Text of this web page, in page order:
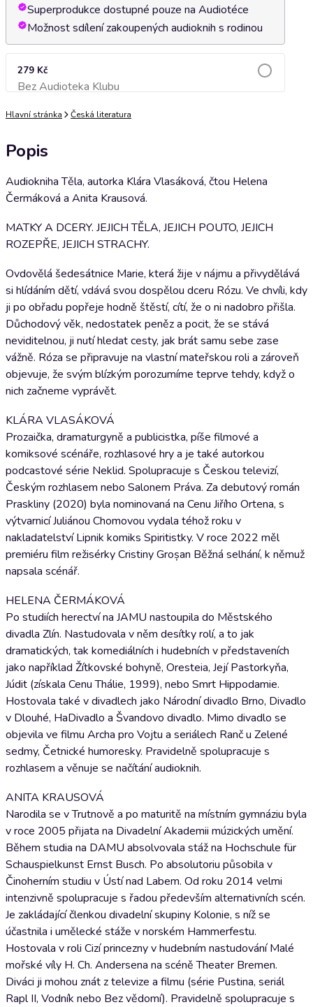
Superprodukce dostupné pouze na Audiotéce
Možnost sdílení zakoupených audioknih s rodinou
279 Kč
Bez Audioteka KlubuPřidat do košíku
Hlavní stránka Česká literatura
Popis
Audiokniha Těla, autorka Klára Vlasáková, čtou Helena
Čermáková a Anita Krausová.
MATKY A DCERY. JEJICH TĚLA, JEJICH POUTO, JEJICH
ROZEPŘE, JEJICH STRACHY.
Ovdovělá šedesátnice Marie, která žije v nájmu a přivydělává
si hlídáním dětí, vdává svou dospělou dceru Rózu. Ve chvíli, kdy
ji po obřadu popřeje hodně štěstí, cítí, že o ni nadobro přišla.
Důchodový věk, nedostatek peněz a pocit, že se stává
neviditelnou, ji nutí hledat cesty, jak brát samu sebe zase
vážně. Róza se připravuje na vlastní mateřskou roli a zároveň
objevuje, že svým blízkým porozumíme teprve tehdy, když o
nich začneme vyprávět.
KLÁRA VLASÁKOVÁ
Prozaička, dramaturgyně a publicistka, píše filmové a
komiksové scénáře, rozhlasové hry a je také autorkou
podcastové série Neklid. Spolupracuje s Českou televizí,
Českým rozhlasem nebo Salonem Práva. Za debutový román
Praskliny (2020) byla nominovaná na Cenu Jiřího Ortena, s
výtvarnicí Juliánou Chomovou vydala téhož roku v
nakladatelství Lipnik komiks Spiritistky. V roce 2022 měl
premiéru film režisérky Cristiny Groșan Běžná selhání, k němuž
napsala scénář.
HELENA ČERMÁKOVÁ
Po studiích herectví na JAMU nastoupila do Městského
divadla Zlín. Nastudovala v něm desítky rolí, a to jak
dramatických, tak komediálních i hudebních v představeních
jako například Žítkovské bohyně, Oresteia, Její Pastorkyňa,
Júdit (získala Cenu Thálie, 1999), nebo Smrt Hippodamie.
Hostovala také v divadlech jako Národní divadlo Brno, Divadlo
v Dlouhé, HaDivadlo a Švandovo divadlo. Mimo divadlo se
objevila ve filmu Archa pro Vojtu a seriálech Ranč u Zelené
sedmy, Četnické humoresky. Pravidelně spolupracuje s
rozhlasem a věnuje se načítání audioknih.
ANITA KRAUSOVÁ
Narodila se v Trutnově a po maturitě na místním gymnáziu byla
v roce 2005 přijata na Divadelní Akademii múzických umění.
Během studia na DAMU absolvovala stáž na Hochschule für
Schauspielkunst Ernst Busch. Po absolutoriu působila v
Činoherním studiu v Ústí nad Labem. Od roku 2014 velmi
intenzivně spolupracuje s řadou především alternativních scén.
Je zakládající členkou divadelní skupiny Kolonie, s níž se
účastnila i umělecké stáže v norském Hammerfestu.
Hostovala v roli Cizí princezny v hudebním nastudování Malé
mořské víly H. Ch. Andersena na scéně Theater Bremen.
Diváci ji mohou znát z televize a filmu (série Pustina, seriál
Rapl II, Vodník nebo Bez vědomí). Pravidelně spolupracuje s